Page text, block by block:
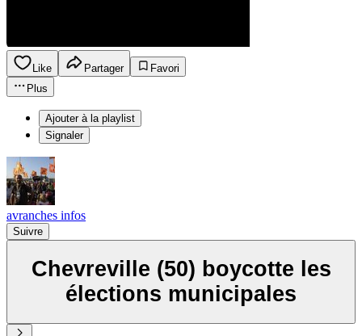
Like Partager
Favori
Plus
Ajouter à la playlist
Signaler
avranches infos
Suivre
Chevreville (50) boycotte les
élections municipales